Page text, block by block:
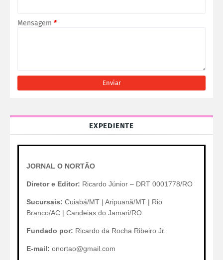
Mensagem *
EXPEDIENTE
JORNAL O NORTÃO
Diretor e Editor: Ricardo Júnior – DRT 0001778/RO
Sucursais: Cuiabá/MT | Aripuanã/MT | Rio
Branco/AC | Candeias do Jamari/RO
Fundado por: Ricardo da Rocha Ribeiro Jr.
E-mail: onortao@gmail.com